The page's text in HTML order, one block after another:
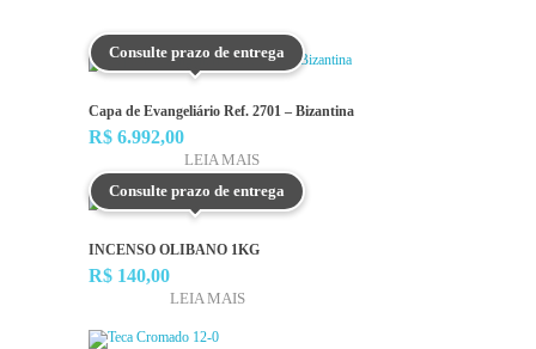
Consulte prazo de entrega
Capa de Evangeliário Ref. 2701 – Bizantina
R$ 6.992,00
LEIA MAIS
Consulte prazo de entrega
INCENSO OLIBANO 1KG
R$ 140,00
LEIA MAIS